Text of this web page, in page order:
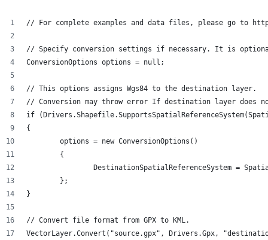
// For complete examples and data files, please go to
// Specify conversion settings if necessary. It is
ConversionOptions options = null;
// This options assigns Wgs84 to the destination layer.
// Conversion may throw error If destination layer does
if
{
	options = new ConversionOptions()
	{
DestinationSpatialReferenceSystem =
	};
}
// Convert file format from GPX to KML.
VectorLayer.Convert("source.gpx", Drivers.Gpx,